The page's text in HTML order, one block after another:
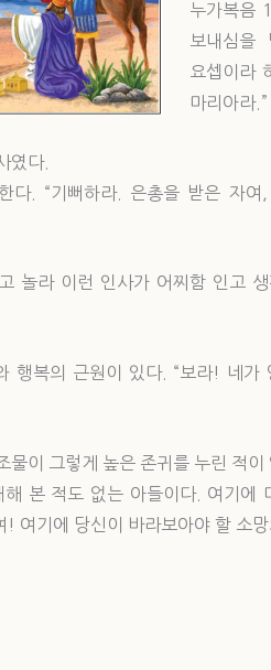
누가복음
보내심을
요셉이라
마리아라.”
였다.
다. “기뻐하라. 은총을 받은 자
놀라 이런 인사가 어찌함 인고
행복의 근원이 있다. “보라! 네
물이 그렇게 높은 존귀를 누린 적
본 적도 없는 아들이다. 여기에
! 여기에 당신이 바라보아야 할 소망